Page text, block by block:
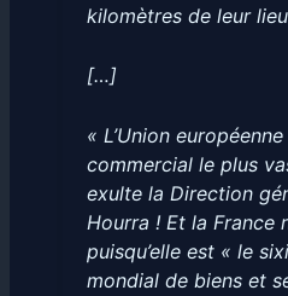
kilomètres de leur
[…]
« L’Union
commercial le plus
exulte la Direction
Hourra ! Et la France
puisqu’elle est « le
mondial de biens et